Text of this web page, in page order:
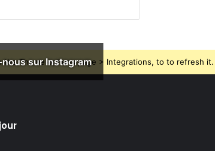
sur Instagram
the Theme options page > Integrations, to to refresh it.